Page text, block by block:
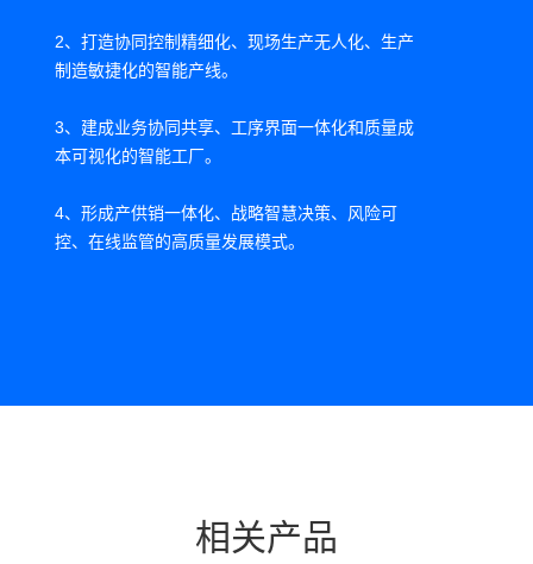
2、打造协同控制精细化、现场生产无人化、生产
制造敏捷化的智能产线。
3、建成业务协同共享、工序界面一体化和质量成
本可视化的智能工厂。
4、形成产供销一体化、战略智慧决策、风险可
控、在线监管的高质量发展模式。
相关产品